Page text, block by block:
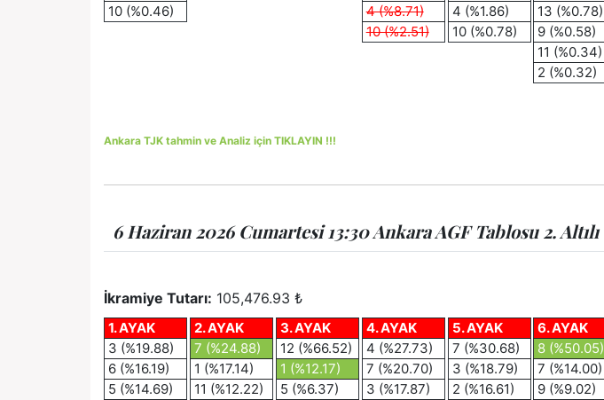
10 (%0.46)
4 (%8.71)
10 (%2.51)
4 (%1.86)
10 (%0.78)
13 (%0.78)
9 (%0.58)
11 (%0.34)
2 (%0.32)
Ankara TJK tahmin ve Analiz için TIKLAYIN !!!
6 Haziran 2026 Cumartesi 13:30 Ankara AGF Tablosu 2. Altılı
İkramiye Tutarı: 105,476.93 ₺
1. AYAK
3 (%19.88)
6 (%16.19)
5 (%14.69)
2. AYAK
7 (%24.88)
1 (%17.14)
11 (%12.22)
3. AYAK
12 (%66.52)
1 (%12.17)
5 (%6.37)
4. AYAK
4 (%27.73)
7 (%20.70)
3 (%17.87)
5. AYAK
7 (%30.68)
3 (%18.79)
2 (%16.61)
6. AYAK
8 (%50.05)
7 (%14.00)
9 (%9.02)